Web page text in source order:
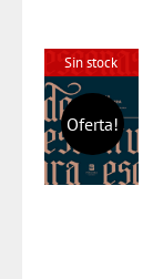
Sin stock
Oferta!